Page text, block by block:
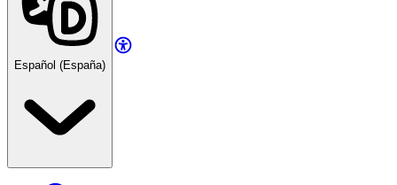
Español (España)